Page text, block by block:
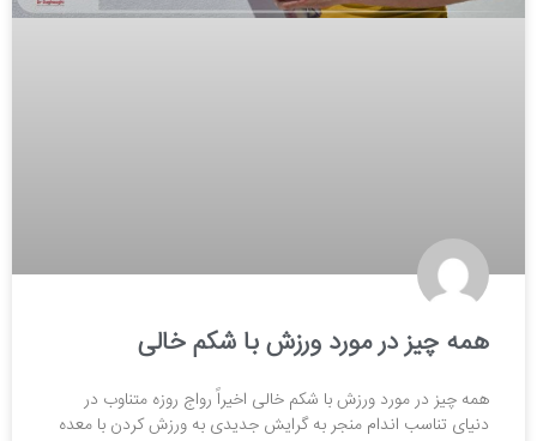
همه چیز در مورد ورزش با شکم خالی
همه چیز در مورد ورزش با شکم خالی اخیراً رواج روزه متناوب در
دنیای تناسب اندام منجر به گرایش جدیدی به ورزش کردن با معده